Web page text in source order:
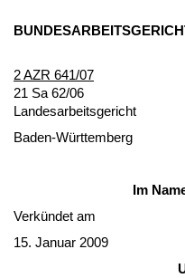
2 AZR 641/07
21 Sa 62/06
Lan­des­ar­beits­ge­richt
Ba­den-Würt­tem­berg
Im
Verkündet am
15. Ja­nu­ar 2009